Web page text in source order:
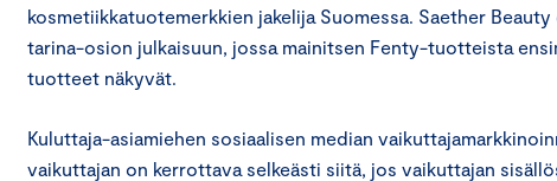
kosmetiikkatuotemerkkien jakelija Suomessa. Saether
tarina-osion julkaisuun, jossa mainitsen Fenty-tuotteista
tuotteet näkyvät.
Kuluttaja-asiamiehen sosiaalisen median
vaikuttajan on kerrottava selkeästi siitä, jos vaikuttajan